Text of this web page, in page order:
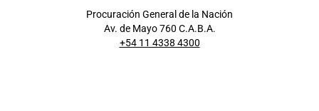
Procuración General de la Nación
Av. de Mayo 760 C.A.B.A.
+54 11 4338 4300